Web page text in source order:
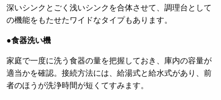
深いシンクとごく浅いシンクを合体させて、調理台として
の機能をもたせたワイドなタイプもあります。
●食器洗い機
家庭で一度に洗う食器の量を把握しておき、庫内の容量が
適当かを確認。接続方法には、給湯式と給水式があり、前
者のほうが洗浄時間が短くてすみます。